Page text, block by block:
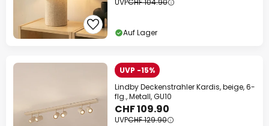
UVPCHF 104.90
Auf Lager
UVP -15%
Lindby Deckenstrahler Kardis, beige, 6-
flg., Metall, GU10
CHF 109.90
UVPCHF 129.90